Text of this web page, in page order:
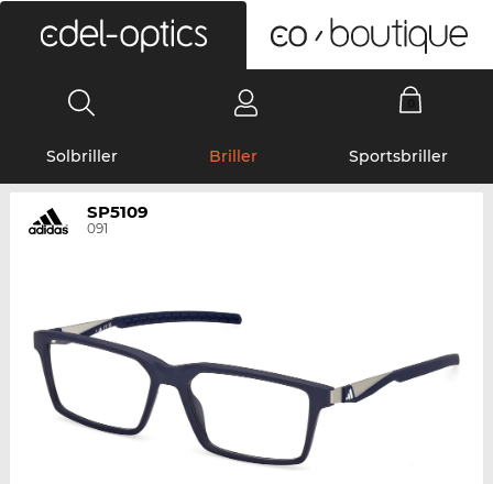
Solbriller Briller Sportsbriller
SP5109
091